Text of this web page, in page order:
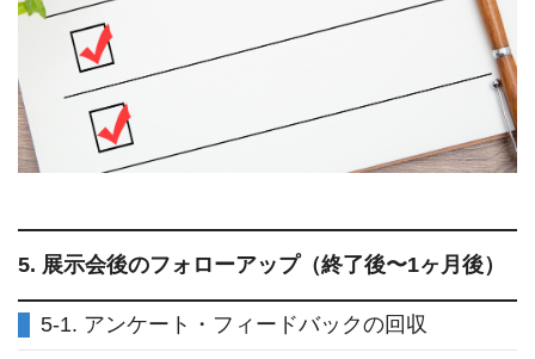
5. 展示会後のフォローアップ（終了後〜1ヶ月後）
5-1. アンケート・フィードバックの回収